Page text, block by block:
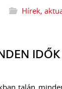
Hírek,
talán